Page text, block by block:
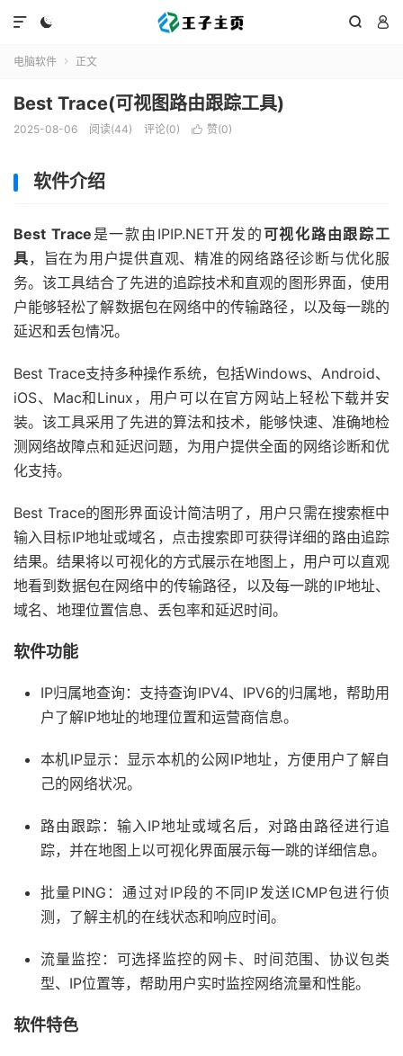
  

电脑软件  正文
Best Trace(可视图路由跟踪工具)
2025-08-06 阅读(44) 评论(0)  赞(0)
软件介绍
Best Trace 是一款由IPIP.NET开发的 可视化路由跟踪工
具，旨在为用户提供直观、精准的网络路径诊断与优化服
务。该工具结合了先进的追踪技术和直观的图形界面，使用
户能够轻松了解数据包在网络中的传输路径，以及每一跳的
延迟和丢包情况。
Best Trace支持多种操作系统，包括Windows、Android、
iOS、Mac和Linux，用户可以在官方网站上轻松下载并安
装。该工具采用了先进的算法和技术，能够快速、准确地检
测网络故障点和延迟问题，为用户提供全面的网络诊断和优
化支持。
Best Trace的图形界面设计简洁明了，用户只需在搜索框中
输入目标IP地址或域名，点击搜索即可获得详细的路由追踪
结果。结果将以可视化的方式展示在地图上，用户可以直观
地看到数据包在网络中的传输路径，以及每一跳的IP地址、
域名、地理位置信息、丢包率和延迟时间。
软件功能
IP归属地查询：支持查询IPV4、IPV6的归属地，帮助用
户了解IP地址的地理位置和运营商信息。
本机IP显示：显示本机的公网IP地址，方便用户了解自
己的网络状况。
路由跟踪：输入IP地址或域名后，对路由路径进行追
踪，并在地图上以可视化界面展示每一跳的详细信息。
批量PING：通过对IP段的不同IP发送ICMP包进行侦
测，了解主机的在线状态和响应时间。
流量监控：可选择监控的网卡、时间范围、协议包类
型、IP位置等，帮助用户实时监控网络流量和性能。
软件特色